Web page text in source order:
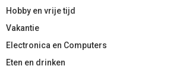
Hobby en vrije tijd
Vakantie
Electronica en Computers
Eten en drinken